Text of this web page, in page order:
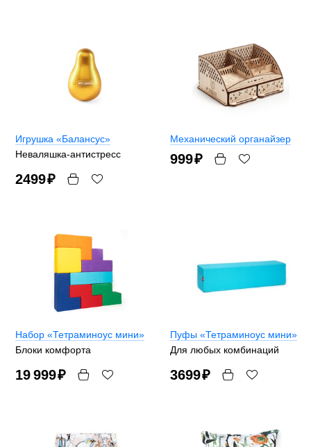
Игрушка «Балансус»
Неваляшка-антистресс
2499₽
Механический органайзер
999₽
Набор «Тетраминоус мини»
Блоки комфорта
19 999₽
Пуфы «Тетраминоус мини»
Для любых комбинаций
3699₽